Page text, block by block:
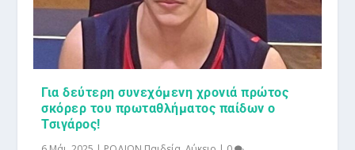
Για δεύτερη συνεχόμενη χρονιά πρώτος
σκόρερ του πρωταθλήματος παίδων ο
Τσιγάρος!